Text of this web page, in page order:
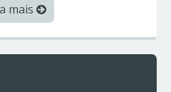
mais